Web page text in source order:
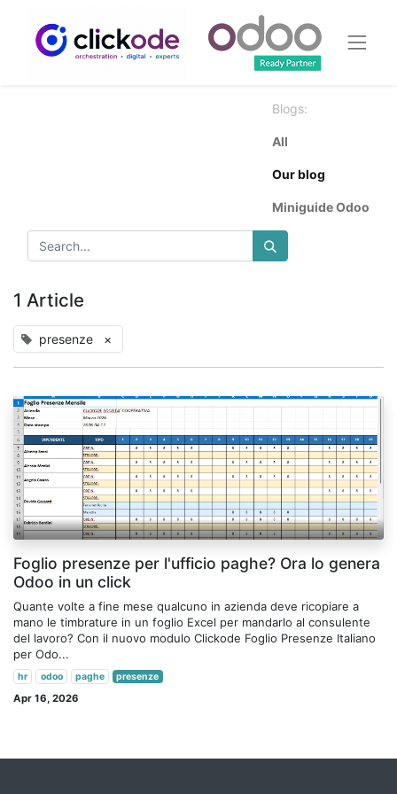
Blogs:
All
Our blog
Miniguide Odoo
1 Article
presenze ×
Foglio presenze per l'ufficio paghe? Ora lo genera
Odoo in un click
Quante volte a fine mese qualcuno in azienda deve ricopiare a
mano le timbrature in un foglio Excel per mandarlo al consulente
del lavoro? Con il nuovo modulo Clickode Foglio Presenze Italiano
per Odo...
hr odoo paghe presenze
Apr 16, 2026